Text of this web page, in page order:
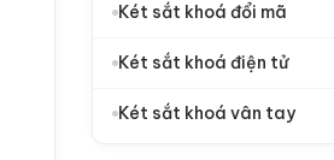
Két sắt khoá đổi mã
Két sắt khoá điện tử
Két sắt khoá vân tay